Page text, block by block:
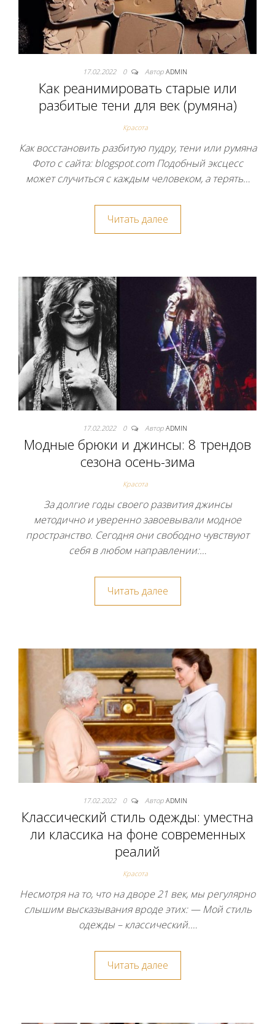
17.02.2022 0 Автор ADMIN
Как реанимировать старые или
разбитые тени для век (румяна)
Красота
Как восстановить разбитую пудру, тени или румяна
Фото с сайта: blogspot.com Подобный эксцесс
может случиться с каждым человеком, а терять…
Читать далее
17.02.2022 0 Автор ADMIN
Модные брюки и джинсы: 8 трендов
сезона осень-зима
Красота
За долгие годы своего развития джинсы
методично и уверенно завоевывали модное
пространство. Сегодня они свободно чувствуют
себя в любом направлении:…
Читать далее
17.02.2022 0 Автор ADMIN
Классический стиль одежды: уместна
ли классика на фоне современных
реалий
Красота
Несмотря на то, что на дворе 21 век, мы регулярно
слышим высказывания вроде этих: — Мой стиль
одежды – классический.…
Читать далее